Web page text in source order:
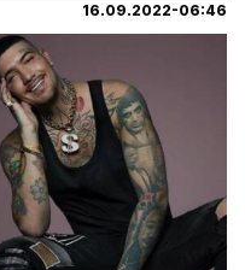
16.09.2022-06:46